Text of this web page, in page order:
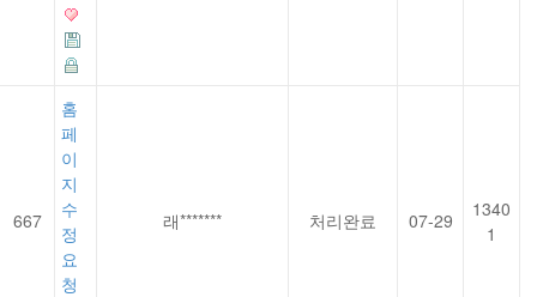
667
홈
페
이
지
수
정
요
청
래******* 처리완료 07-29
1340
1